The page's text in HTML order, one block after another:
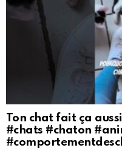
Ton chat fait ça
#chats #chaton